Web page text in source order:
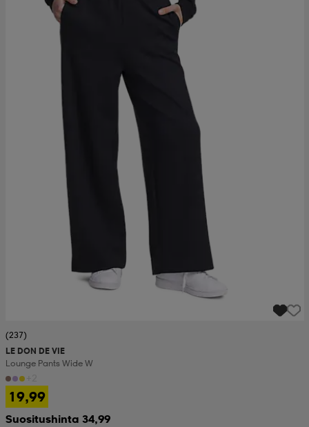
(237)
LE DON DE VIE
Lounge Pants Wide W
19,99
Suositushinta 34,99